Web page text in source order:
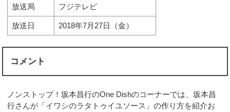
放送局 フジテレビ
放送日 2018年7月27日（金）
コメント
ノンストップ！坂本昌行のOne Dishのコーナーでは、坂本昌
行さんが「イワシのラタトゥイユソース」の作り方を紹介お